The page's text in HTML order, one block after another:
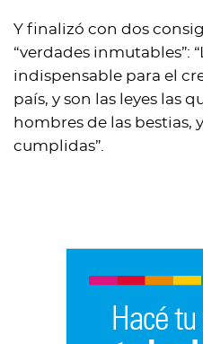
Y finalizó con dos
“verdades inmutables”:
indispensable para el
país, y son las leyes las
hombres de las bestias,
cumplidas”.